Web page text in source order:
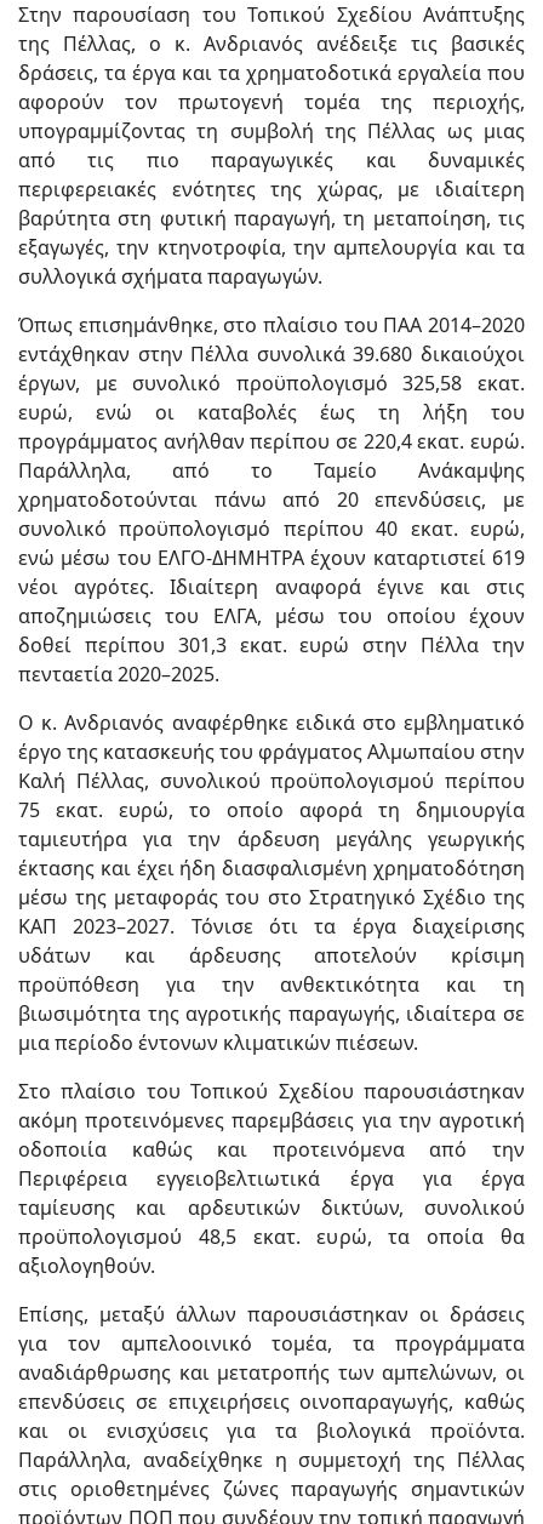
Στην παρουσίαση του Τοπικού Σχεδίου Ανάπτυξης
της Πέλλας, ο κ. Ανδριανός ανέδειξε τις βασικές
δράσεις, τα έργα και τα χρηματοδοτικά εργαλεία που
αφορούν τον πρωτογενή τομέα της περιοχής,
υπογραμμίζοντας τη συμβολή της Πέλλας ως μιας
από τις πιο παραγωγικές και δυναμικές
περιφερειακές ενότητες της χώρας, με ιδιαίτερη
βαρύτητα στη φυτική παραγωγή, τη μεταποίηση, τις
εξαγωγές, την κτηνοτροφία, την αμπελουργία και τα
συλλογικά σχήματα παραγωγών.
Όπως επισημάνθηκε, στο πλαίσιο του ΠΑΑ 2014–2020
εντάχθηκαν στην Πέλλα συνολικά 39.680 δικαιούχοι
έργων, με συνολικό προϋπολογισμό 325,58 εκατ.
ευρώ, ενώ οι καταβολές έως τη λήξη του
προγράμματος ανήλθαν περίπου σε 220,4 εκατ. ευρώ.
Παράλληλα, από το Ταμείο Ανάκαμψης
χρηματοδοτούνται πάνω από 20 επενδύσεις, με
συνολικό προϋπολογισμό περίπου 40 εκατ. ευρώ,
ενώ μέσω του ΕΛΓΟ-ΔΗΜΗΤΡΑ έχουν καταρτιστεί 619
νέοι αγρότες. Ιδιαίτερη αναφορά έγινε και στις
αποζημιώσεις του ΕΛΓΑ, μέσω του οποίου έχουν
δοθεί περίπου 301,3 εκατ. ευρώ στην Πέλλα την
πενταετία 2020–2025.
Ο κ. Ανδριανός αναφέρθηκε ειδικά στο εμβληματικό
έργο της κατασκευής του φράγματος Αλμωπαίου στην
Καλή Πέλλας, συνολικού προϋπολογισμού περίπου
75 εκατ. ευρώ, το οποίο αφορά τη δημιουργία
ταμιευτήρα για την άρδευση μεγάλης γεωργικής
έκτασης και έχει ήδη διασφαλισμένη χρηματοδότηση
μέσω της μεταφοράς του στο Στρατηγικό Σχέδιο της
ΚΑΠ 2023–2027. Τόνισε ότι τα έργα διαχείρισης
υδάτων και άρδευσης αποτελούν κρίσιμη
προϋπόθεση για την ανθεκτικότητα και τη
βιωσιμότητα της αγροτικής παραγωγής, ιδιαίτερα σε
μια περίοδο έντονων κλιματικών πιέσεων.
Στο πλαίσιο του Τοπικού Σχεδίου παρουσιάστηκαν
ακόμη προτεινόμενες παρεμβάσεις για την αγροτική
οδοποιία καθώς και προτεινόμενα από την
Περιφέρεια εγγειοβελτιωτικά έργα για έργα
ταμίευσης και αρδευτικών δικτύων, συνολικού
προϋπολογισμού 48,5 εκατ. ευρώ, τα οποία θα
αξιολογηθούν.
Επίσης, μεταξύ άλλων παρουσιάστηκαν οι δράσεις
για τον αμπελοοινικό τομέα, τα προγράμματα
αναδιάρθρωσης και μετατροπής των αμπελώνων, οι
επενδύσεις σε επιχειρήσεις οινοπαραγωγής, καθώς
και οι ενισχύσεις για τα βιολογικά προϊόντα.
Παράλληλα, αναδείχθηκε η συμμετοχή της Πέλλας
στις οριοθετημένες ζώνες παραγωγής σημαντικών
προϊόντων ΠΟΠ που συνδέουν την τοπική παραγωγή